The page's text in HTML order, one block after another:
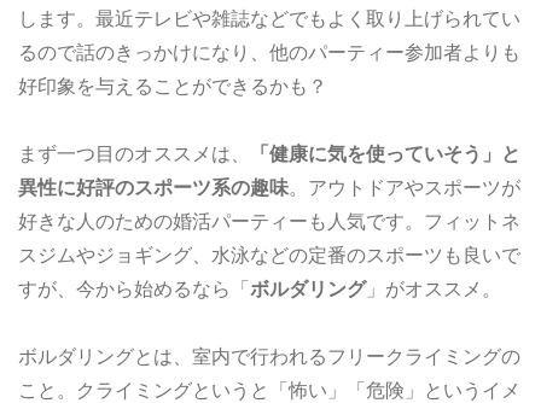
します。最近テレビや雑誌などでもよく取り上げられてい
るので話のきっかけになり、他のパーティー参加者よりも
好印象を与えることができるかも？
まず一つ目のオススメは、
「健康に気を使っていそう」と
異性に好評のスポーツ系の趣味。アウトドアやスポーツが
好きな人のための婚活パーティーも人気です。フィットネ
スジムやジョギング、水泳などの定番のスポーツも良いで
すが、今から始めるなら「 ボルダリング」がオススメ。
ボルダリングとは、室内で行われるフリークライミングの
こと。クライミングというと「怖い」「危険」というイメ